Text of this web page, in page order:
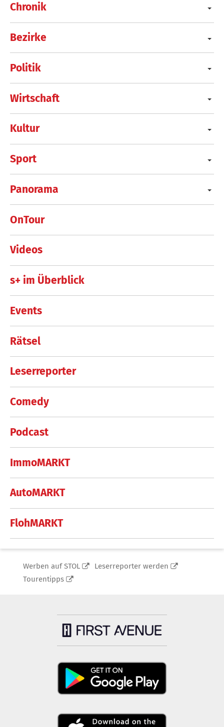
Chronik
Bezirke
Politik
Wirtschaft
Kultur
Sport
Panorama
OnTour
Videos
s+ im Überblick
Events
Rätsel
Leserreporter
Comedy
Podcast
ImmoMARKT
AutoMARKT
FlohMARKT
Werben auf STOL
Leserreporter werden
Tourentipps